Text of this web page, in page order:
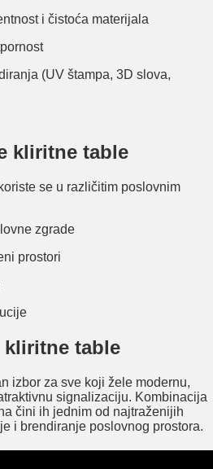
i čistoća materijala
(UV štampa, 3D slova,
kliritne table
se u različitim poslovnim
zgrade
prostori
kliritne table
izbor za sve koji žele modernu,
signalizaciju. Kombinacija
čini ih jednim od najtraženijih
i brendiranje poslovnog prostora.